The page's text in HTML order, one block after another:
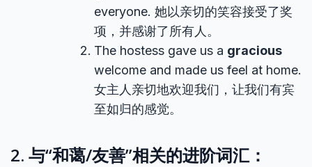
everyone. 她以亲切的笑容接受了奖
项，并感谢了所有人。
The hostess gave us a gracious
welcome and made us feel at home.
女主人亲切地欢迎我们，让我们有宾
至如归的感觉。
2. 与“和蔼/友善”相关的进阶词汇：